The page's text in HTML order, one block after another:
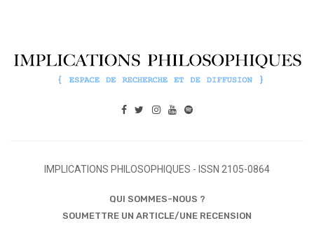
IMPLICATIONS PHILOSOPHIQUES - ISSN 2105-0864
QUI SOMMES-NOUS ?
SOUMETTRE UN ARTICLE/UNE RECENSION